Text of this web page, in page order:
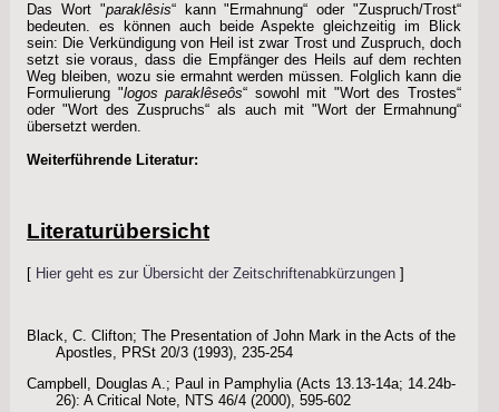
Das Wort "paraklêsis“ kann "Ermahnung“ oder "Zuspruch/Trost“
bedeuten. es können auch beide Aspekte gleichzeitig im Blick
sein: Die Verkündigung von Heil ist zwar Trost und Zuspruch, doch
setzt sie voraus, dass die Empfänger des Heils auf dem rechten
Weg bleiben, wozu sie ermahnt werden müssen. Folglich kann die
Formulierung "logos paraklêseôs“ sowohl mit "Wort des Trostes“
oder "Wort des Zuspruchs“ als auch mit "Wort der Ermahnung“
übersetzt werden.
Weiterführende Literatur:
Literaturübersicht
[ Hier geht es zur Übersicht der Zeitschriftenabkürzungen ]
Black, C. Clifton; The Presentation of John Mark in the Acts of the
Apostles, PRSt 20/3 (1993), 235-254
Campbell, Douglas A.; Paul in Pamphylia (Acts 13.13-14a; 14.24b-
26): A Critical Note, NTS 46/4 (2000), 595-602